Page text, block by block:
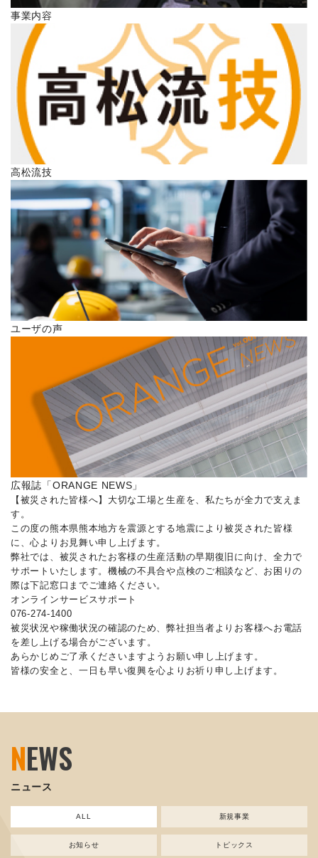
ENGLISH
事業内容
高松流技
ユーザの声
広報誌「ORANGE NEWS」
【被災された皆様へ】大切な工場と生産を、私たちが全力で支えま
す。
この度の熊本県熊本地方を震源とする地震により被災された皆様
に、心よりお見舞い申し上げます。
弊社では、被災されたお客様の生産活動の早期復旧に向け、全力で
サポートいたします。機械の不具合や点検のご相談など、お困りの
際は下記窓口までご連絡ください。
オンラインサービスサポート
076-274-1400
被災状況や稼働状況の確認のため、弊社担当者よりお客様へお電話
を差し上げる場合がございます。
あらかじめご了承くださいますようお願い申し上げます。
皆様の安全と、一日も早い復興を心よりお祈り申し上げます。
NEWS
ニュース
ALL 新規事業
お知らせ トピックス